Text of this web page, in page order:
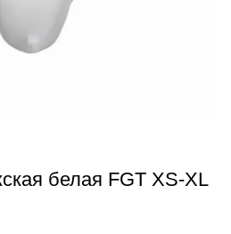
белая FGT XS-XL